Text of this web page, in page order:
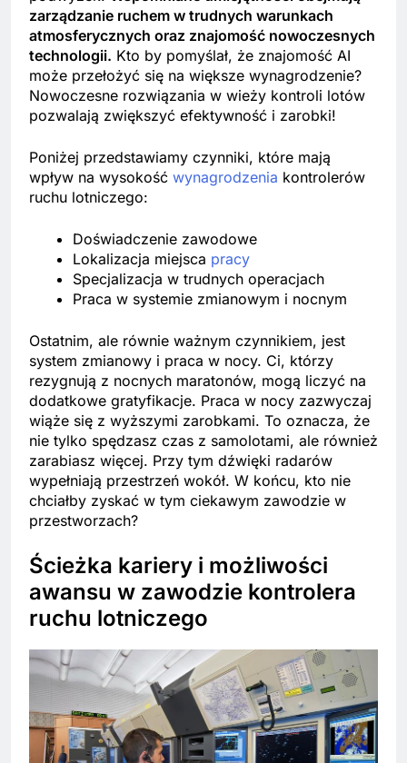
zarządzanie ruchem w trudnych warunkach
atmosferycznych oraz znajomość nowoczesnych
technologii. Kto by pomyślał, że znajomość AI
może przełożyć się na większe wynagrodzenie?
Nowoczesne rozwiązania w wieży kontroli lotów
pozwalają zwiększyć efektywność i zarobki!
Poniżej przedstawiamy czynniki, które mają
wpływ na wysokość wynagrodzenia kontrolerów
ruchu lotniczego:
Doświadczenie zawodowe
Lokalizacja miejsca pracy
Specjalizacja w trudnych operacjach
Praca w systemie zmianowym i nocnym
Ostatnim, ale równie ważnym czynnikiem, jest
system zmianowy i praca w nocy. Ci, którzy
rezygnują z nocnych maratonów, mogą liczyć na
dodatkowe gratyfikacje. Praca w nocy zazwyczaj
wiąże się z wyższymi zarobkami. To oznacza, że
nie tylko spędzasz czas z samolotami, ale również
zarabiasz więcej. Przy tym dźwięki radarów
wypełniają przestrzeń wokół. W końcu, kto nie
chciałby zyskać w tym ciekawym zawodzie w
przestworzach?
Ścieżka kariery i możliwości
awansu w zawodzie kontrolera
ruchu lotniczego